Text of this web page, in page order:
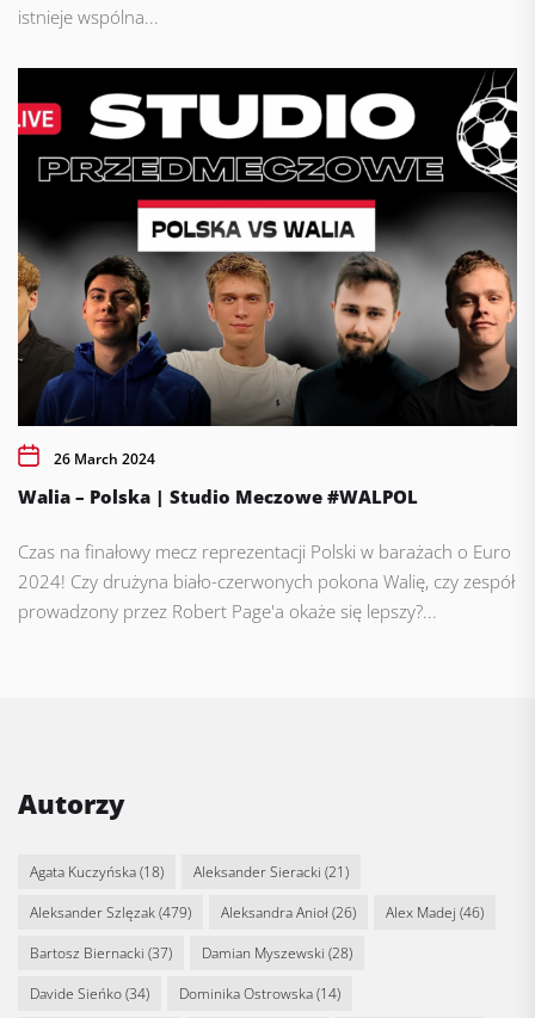
istnieje wspólna...
26 March 2024
Walia – Polska | Studio Meczowe #WALPOL
Czas na finałowy mecz reprezentacji Polski w barażach o Euro
2024! Czy drużyna biało-czerwonych pokona Walię, czy zespół
prowadzony przez Robert Page'a okaże się lepszy?...
Autorzy
Agata Kuczyńska(18) Aleksander Sieracki (21)
Aleksander Szlęzak(479) Aleksandra Anioł(26) Alex Madej (46)
Bartosz Biernacki (37) Damian Myszewski (28)
Davide Sieńko(34) Dominika Ostrowska(14)